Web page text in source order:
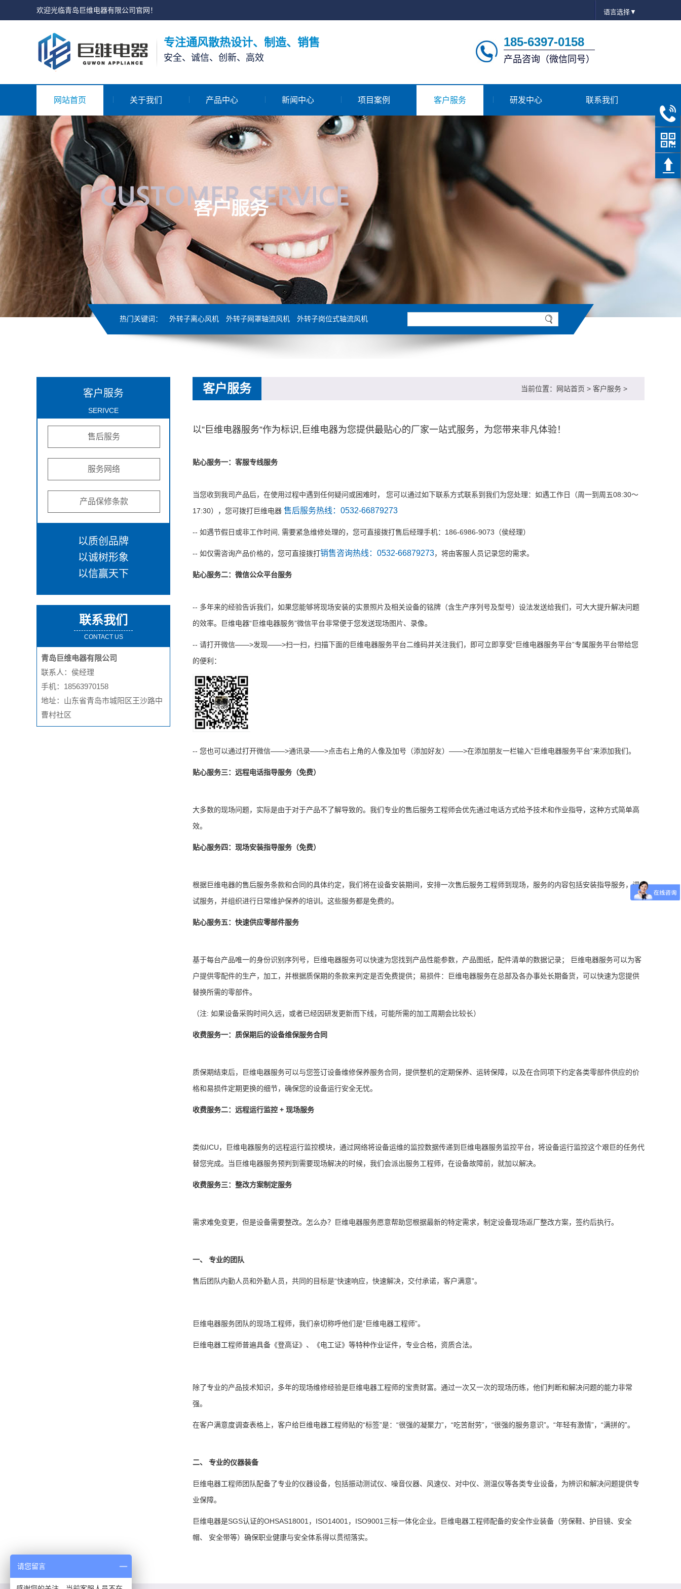
欢迎光临青岛巨维电器有限公司官网！ 语言选择▼
专注通风散热设计、制造、销售
安全、诚信、创新、高效
185-6397-0158
产品咨询（微信同号）
网站首页 关于我们 产品中心 新闻中心 项目案例 客户服务 研发中心 联系我们
热门关键词： 外转子离心风机 外转子网罩轴流风机 外转子岗位式轴流风机
客户服务
SERIVCE
售后服务
服务网络
产品保修条款
以质创品牌
以诚树形象
以信赢天下
联系我们
CONTACT US
青岛巨维电器有限公司
联系人：侯经理
手机：18563970158
地址：山东省青岛市城阳区王沙路中
曹村社区
客户服务 当前位置： 网站首页 > 客户服务 >
以”巨维电器服务”作为标识,巨维电器为您提供最贴心的厂家一站式服务，为您带来非凡体验！
贴心服务一：客服专线服务
当您收到我司产品后，在使用过程中遇到任何疑问或困难时， 您可以通过如下联系方式联系到我们为您处理：如遇工作日（周一到周五08:30～
17:30），您可拨打巨维电器 售后服务热线：0532-66879273
-- 如遇节假日或非工作时间, 需要紧急维修处理的，您可直接拨打售后经理手机：186-6986-9073（侯经理）
-- 如仅需咨询产品价格的，您可直接拨打销售咨询热线：0532-66879273，将由客服人员记录您的需求。
贴心服务二：微信公众平台服务
-- 多年来的经验告诉我们，如果您能够将现场安装的实景照片及相关设备的铭牌（含生产序列号及型号）设法发送给我们，可大大提升解决问题
的效率。巨维电器“巨维电器服务”微信平台非常便于您发送现场图片、录像。
-- 请打开微信——>发现——>扫一扫，扫描下面的巨维电器服务平台二维码并关注我们，即可立即享受“巨维电器服务平台”专属服务平台带给您
的便利：
-- 您也可以通过打开微信——>通讯录——>点击右上角的人像及加号（添加好友）——>在添加朋友一栏输入“巨维电器服务平台”来添加我们。
贴心服务三：远程电话指导服务（免费）
大多数的现场问题，实际是由于对于产品不了解导致的。我们专业的售后服务工程师会优先通过电话方式给予技术和作业指导，这种方式简单高
效。
贴心服务四：现场安装指导服务（免费）
根据巨维电器的售后服务条款和合同的具体约定，我们将在设备安装期间，安排一次售后服务工程师到现场，服务的内容包括安装指导服务，调
试服务，并组织进行日常维护保养的培训。这些服务都是免费的。
贴心服务五：快速供应零部件服务
基于每台产品唯一的身份识别序列号，巨维电器服务可以快速为您找到产品性能参数，产品图纸，配件清单的数据记录； 巨维电器服务可以为客
户提供零配件的生产，加工，并根据质保期的条款来判定是否免费提供；易损件：巨维电器服务在总部及各办事处长期备货，可以快速为您提供
替换所需的零部件。
（注: 如果设备采购时间久远，或者已经因研发更新而下线，可能所需的加工周期会比较长）
收费服务一：质保期后的设备维保服务合同
质保期结束后，巨维电器服务可以与您签订设备维修保养服务合同，提供整机的定期保养、运转保障，以及在合同项下约定各类零部件供应的价
格和易损件定期更换的细节，确保您的设备运行安全无忧。
收费服务二：远程运行监控 + 现场服务
类似ICU，巨维电器服务的远程运行监控模块，通过网络将设备运维的监控数据传递到巨维电器服务监控平台，将设备运行监控这个艰巨的任务代
替您完成。当巨维电器服务预判到需要现场解决的时候，我们会派出服务工程师，在设备故障前，就加以解决。
收费服务三：整改方案制定服务
需求难免变更，但是设备需要整改。怎么办？巨维电器服务愿意帮助您根据最新的特定需求，制定设备现场返厂整改方案，签约后执行。
一、 专业的团队
售后团队内勤人员和外勤人员，共同的目标是“快速响应，快速解决，交付承诺，客户满意”。
巨维电器服务团队的现场工程师，我们亲切称呼他们是“巨维电器工程师”。
巨维电器工程师普遍具备《登高证》、《电工证》等特种作业证件，专业合格，资质合法。
除了专业的产品技术知识，多年的现场维修经验是巨维电器工程师的宝贵财富。通过一次又一次的现场历练，他们判断和解决问题的能力非常
强。
在客户满意度调查表格上，客户给巨维电器工程师贴的“标签”是：“很强的凝聚力”，“吃苦耐劳”，“很强的服务意识”。“年轻有激情”，“满拼的”。
二、 专业的仪器装备
巨维电器工程师团队配备了专业的仪器设备，包括振动测试仪、噪音仪器、风速仪、对中仪、测温仪等各类专业设备，为辨识和解决问题提供专
业保障。
巨维电器是SGS认证的OHSAS18001，ISO14001，ISO9001三标一体化企业。巨维电器工程师配备的安全作业装备（劳保鞋、护目镜、安全
帽、 安全带等）确保职业健康与安全体系得以贯彻落实。
请您留言